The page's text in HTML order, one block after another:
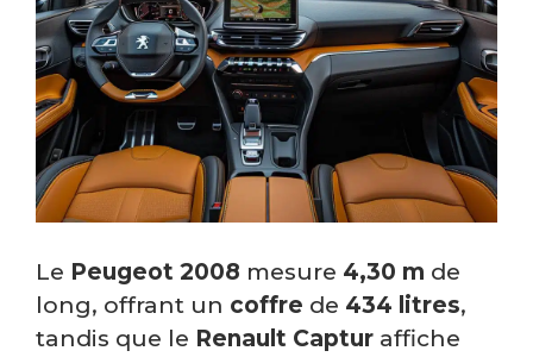
Le Peugeot 2008 mesure 4,30 m de
long, offrant un coffre de 434 litres,
tandis que le Renault Captur affiche